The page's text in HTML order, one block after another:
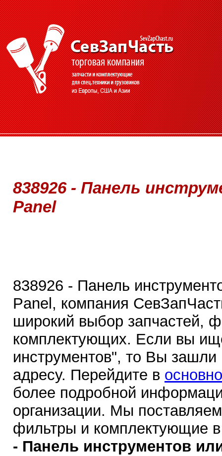
838926 - Панель
Panel
838926 - Панель
Panel, компания
широкий выбор запчастей,
комплектующих. Если вы
инструментов", то Вы
адресу. Перейдите в
более подробной
организации. Мы
фильтры и комплектующие
- Панель инструментов